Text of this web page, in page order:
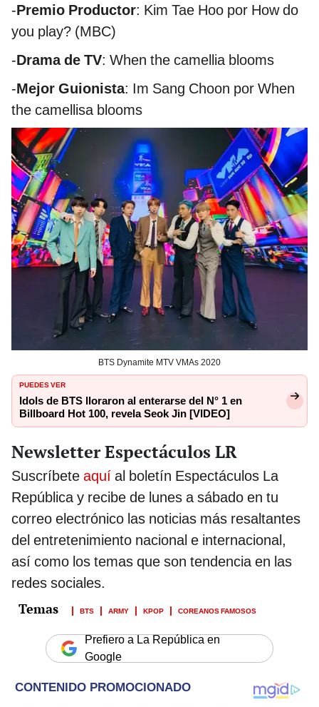
-Premio Productor: Kim Tae Hoo por How do
you play? (MBC)
-Drama de TV: When the camellia blooms
-Mejor Guionista: Im Sang Choon por When
the camellisa blooms
BTS Dynamite MTV VMAs 2020
PUEDES VER
Idols de BTS lloraron al enterarse del N° 1 en
Billboard Hot 100, revela Seok Jin [VIDEO]
Newsletter Espectáculos LR
Suscríbete aquí al boletín Espectáculos La
República y recibe de lunes a sábado en tu
correo electrónico las noticias más resaltantes
del entretenimiento nacional e internacional,
así como los temas que son tendencia en las
redes sociales.
BTS ARMY KPOP COREANOS FAMOSOS
Prefiero a La República en
Google